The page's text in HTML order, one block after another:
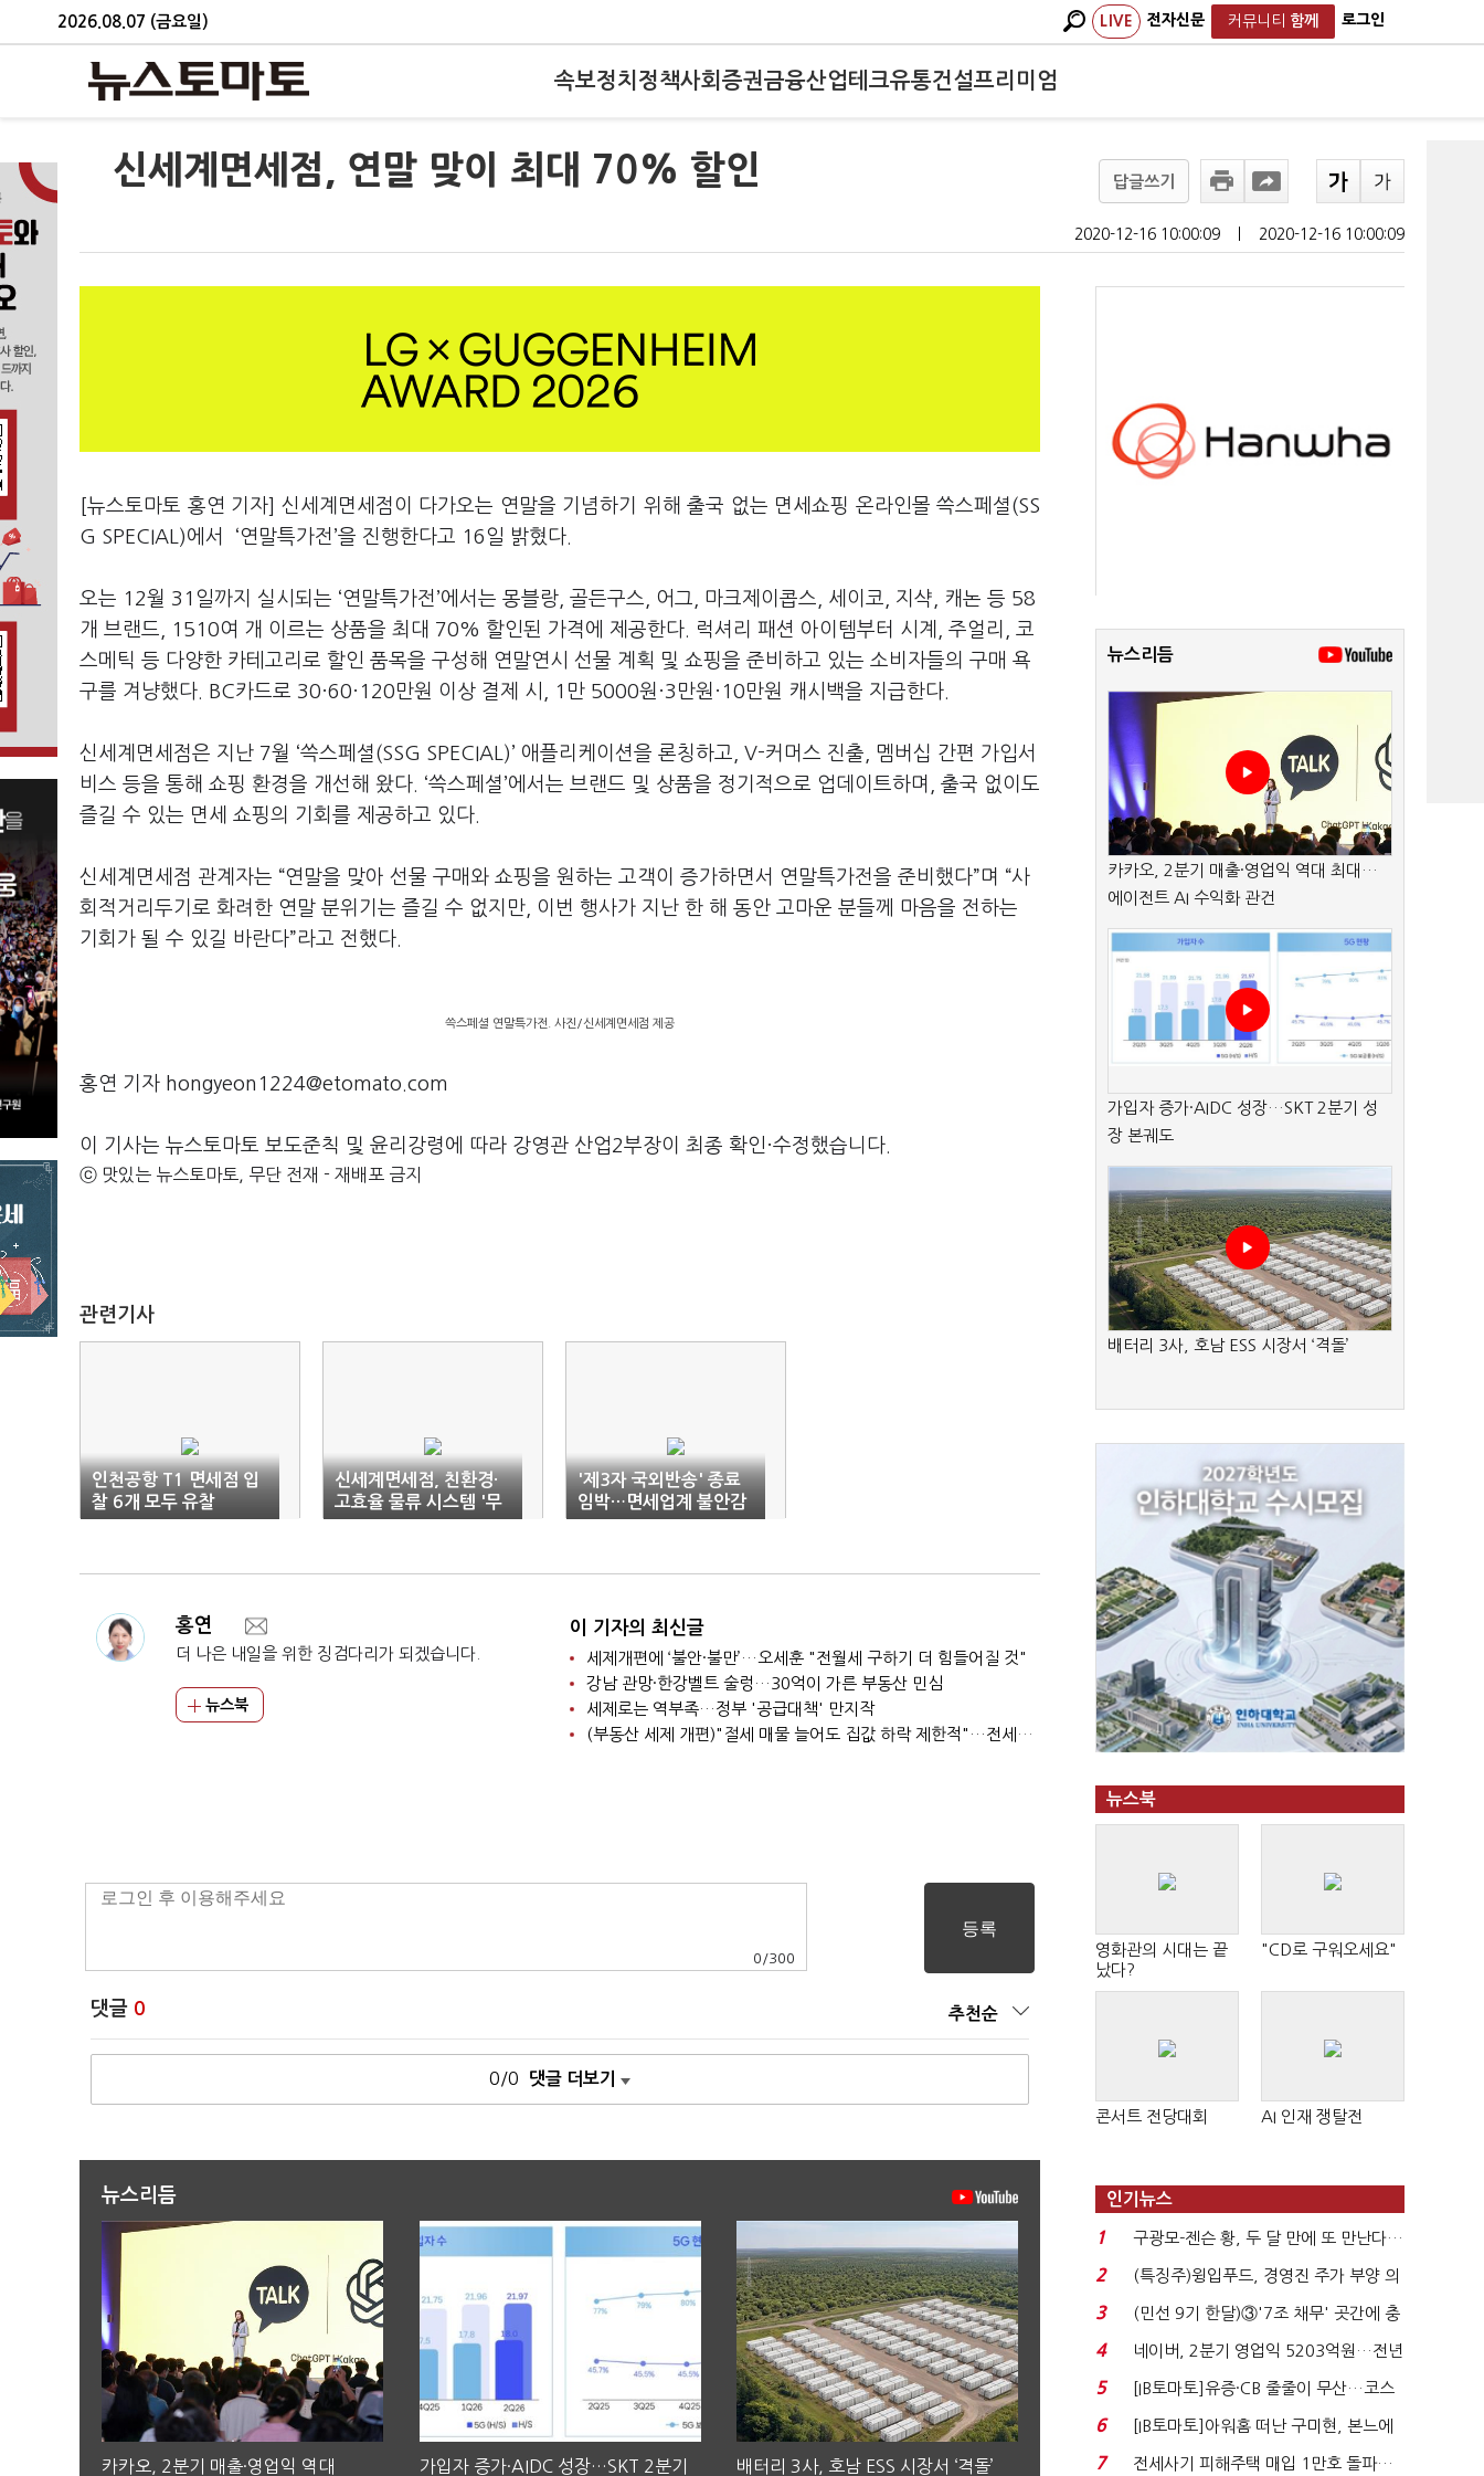
2026.08.07 (금요일) LIVE 전자신문 커뮤니티 함께 로그인
속보정치 정책사회 증권금융산업테크유통건설프리미엄
신세계면세점, 연말 맞이 최대 70% 할인 답글쓰기
2020-12-16 10:00:09 2020-12-16 10:00:09
[뉴스토마토 홍연 기자] 신세계면세점이 다가오는 연말을 기념하기 위해 출국 없는 면세쇼핑 온라인몰 쓱스페셜(SS
G SPECIAL)에서 ‘연말특가전’을 진행한다고 16일 밝혔다.
오는 12월 31일까지 실시되는 ‘연말특가전’에서는 몽블랑, 골든구스, 어그, 마크제이콥스, 세이코, 지샥, 캐논 등 58
개 브랜드, 1510여 개 이르는 상품을 최대 70% 할인된 가격에 제공한다. 럭셔리 패션 아이템부터 시계, 주얼리, 코
스메틱 등 다양한 카테고리로 할인 품목을 구성해 연말연시 선물 계획 및 쇼핑을 준비하고 있는 소비자들의 구매 욕
구를 겨냥했다. BC카드로 30·60·120만원 이상 결제 시, 1만 5000원·3만원·10만원 캐시백을 지급한다.
신세계면세점은 지난 7월 ‘쓱스페셜(SSG SPECIAL)’ 애플리케이션을 론칭하고, V-커머스 진출, 멤버십 간편 가입서
비스 등을 통해 쇼핑 환경을 개선해 왔다. ‘쓱스페셜’에서는 브랜드 및 상품을 정기적으로 업데이트하며, 출국 없이도
즐길 수 있는 면세 쇼핑의 기회를 제공하고 있다.
신세계면세점 관계자는 “연말을 맞아 선물 구매와 쇼핑을 원하는 고객이 증가하면서 연말특가전을 준비했다”며 “사
회적거리두기로 화려한 연말 분위기는 즐길 수 없지만, 이번 행사가 지난 한 해 동안 고마운 분들께 마음을 전하는
기회가 될 수 있길 바란다”라고 전했다.
쓱스페셜 연말특가전. 사진/신세계면세점 제공
홍연 기자 hongyeon1224@etomato.com
이 기사는 뉴스토마토 보도준칙 및 윤리강령에 따라 강영관 산업2부장이 최종 확인·수정했습니다.
ⓒ 맛있는 뉴스토마토, 무단 전재 - 재배포 금지
관련기사
인천공항 T1 면세점 입
찰 6개 모두 유찰
신세계면세점, 친환경·
고효율 물류 시스템 '무
빙랙' 도입
'제3자 국외반송' 종료
임박…면세업계 불안감
가중
홍연
더 나은 내일을 위한 징검다리가 되겠습니다.
뉴스북
이 기자의 최신글
세제개편에 ‘불안·불만’…오세훈 "전월세 구하기 더 힘들어질 것"
강남 관망·한강벨트 술렁…30억이 가른 부동산 민심
세제로는 역부족…정부 '공급대책' 만지작
(부동산 세제 개편)"절세 매물 늘어도 집값 하락 제한적"…전세난·양극화 심화 우려
0 /300
댓글 0 추천순
0/0 댓글 더보기
뉴스리듬
카카오, 2분기 매출·영업익 역대
가입자 증가·AIDC 성장…SKT 2분기
배터리 3사, 호남 ESS 시장서 ‘격돌’
뉴스리듬
카카오, 2분기 매출·영업익 역대 최대…
에이전트 AI 수익화 관건
가입자 증가·AIDC 성장…SKT 2분기 성
장 본궤도
배터리 3사, 호남 ESS 시장서 ‘격돌’
뉴스북
영화관의 시대는 끝
났다?
"CD로 구워오세요"
콘서트 전당대회 AI 인재 쟁탈전
인기뉴스
1
구광모-젠슨 황, 두 달 만에 또 만난다…
로봇·AI 등 논...
2
(특징주)윙입푸드, 경영진 주가 부양 의
지에 상한가...
3
(민선 9기 한달)③'7조 채무' 곳간에 충
격…추미애, 20년...
4
네이버, 2분기 영업익 5203억원…전년
비 0.2% 감소...
5
[IB토마토]유증·CB 줄줄이 무산…코스
닥 벌점 급증에 ...
6
[IB토마토]아워홈 떠난 구미현, 본느에
340억 베팅…가...
7
전세사기 피해주택 매입 1만호 돌파…